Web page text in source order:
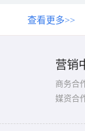
查看更多>>
营销
商务合
媒资合